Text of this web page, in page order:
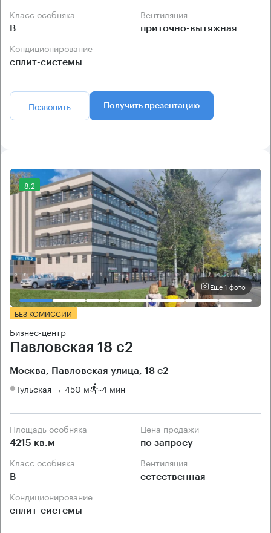
Класс особняка
B
Вентиляция
приточно-вытяжная
Кондиционирование
сплит-системы
Позвонить Получить презентацию
8.2
Еще 1 фото
БЕЗ КОМИССИИ
Бизнес-центр
Павловская 18 с2
Москва, Павловская улица, 18 с2
Тульская → 450 м ~4 мин
Площадь особняка
4215 кв.м
Цена продажи
по запросу
Класс особняка
B
Вентиляция
естественная
Кондиционирование
сплит-системы